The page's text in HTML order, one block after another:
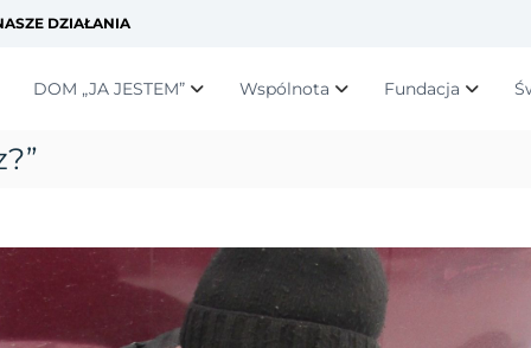
DZIAŁANIA
DOM „JA JESTEM” Wspólnota Fundacja